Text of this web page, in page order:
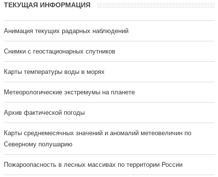
ТЕКУЩАЯ ИНФОРМАЦИЯ
Анимация текущих радарных наблюдений
Cнимки с геостационарных спутников
Карты температуры воды в морях
Метеорологические экстремумы на планете
Архив фактической погоды
Карты среднемесячных значений и аномалий метеовеличин по
Северному полушарию
Пожароопасность в лесных массивах по территории России